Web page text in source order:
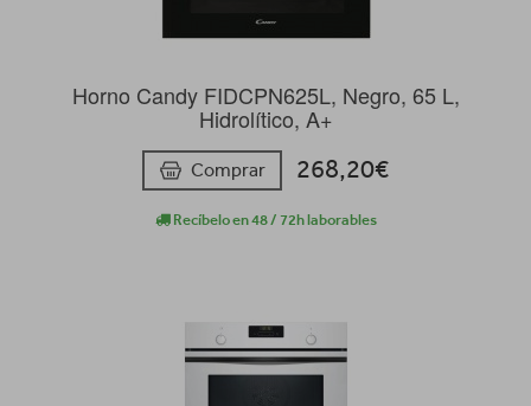
Horno Candy FIDCPN625L, Negro, 65 L,
Hidrolítico, A+
Comprar 268,20€
Recíbelo en 48 / 72h laborables